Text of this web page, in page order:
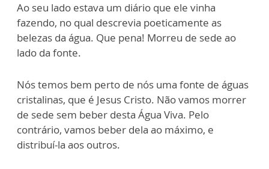
Ao seu lado estava um diário que ele vinha
fazendo, no qual descrevia poeticamente as
belezas da água. Que pena! Morreu de sede ao
lado da fonte.
Nós temos bem perto de nós uma fonte de águas
cristalinas, que é Jesus Cristo. Não vamos morrer
de sede sem beber desta Água Viva. Pelo
contrário, vamos beber dela ao máximo, e
distribuí-la aos outros.